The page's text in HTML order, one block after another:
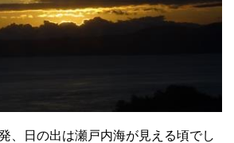
、日の出は瀬戸内海が見える頃でし